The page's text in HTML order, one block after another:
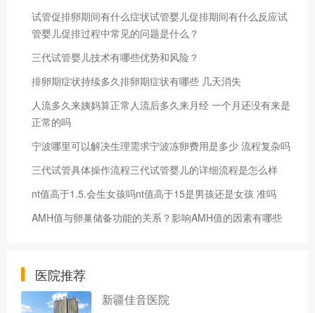
试管促排卵期间有什么症状试管婴儿促排期间有什么反应试
管婴儿促排过程中常见的问题是什么？
三代试管婴儿技术有哪些优势和风险？
排卵期症状持续多久排卵期症状有哪些 几天消失
人流多久来姨妈算正常人流后多久来月经 一个月还没有来是
正常的吗
宁波哪里可以解决生理需求宁波冻卵费用是多少 流程复杂吗
三代试管具体操作流程三代试管婴儿的详细流程是怎么样
nt值高于1.5.会生女孩吗nt值高于15是男孩还是女孩 准吗
AMH值与卵巢储备功能的关系？影响AMH值的因素有哪些
医院推荐
新疆佳音医院